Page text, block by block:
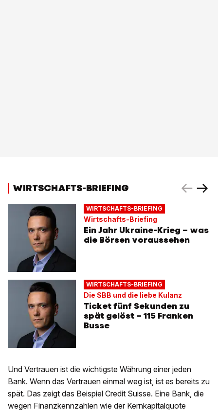
WIRTSCHAFTS-BRIEFING
WIRTSCHAFTS-BRIEFING
Wirtschafts-Briefing
Ein Jahr Ukraine-Krieg – was
die Börsen voraussehen
WIRTSCHAFTS-BRIEFING
Die SBB und die liebe Kulanz
Ticket fünf Sekunden zu
spät gelöst – 115 Franken
Busse
Und Vertrauen ist die wichtigste Währung einer jeden
Bank. Wenn das Vertrauen einmal weg ist, ist es bereits zu
spät. Das zeigt das Beispiel Credit Suisse. Eine Bank, die
wegen Finanzkennzahlen wie der Kernkapitalquote